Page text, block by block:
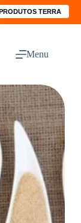
TERRA
Menu